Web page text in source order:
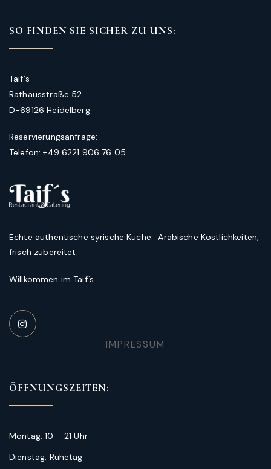
SO FINDEN SIE SICHER ZU UNS:
Taif´s
Rathausstraße 52
D-69126 Heidelberg
Reservierungsanfrage:
Telefon: +49 6221 906 76 05
Echte authentische syrische Küche. Arabische Köstlichkeiten,
frisch zubereitet.
Willkommen im Taif´s
IMPRESSUM
ÖFFNUNGSZEITEN:
Montag: 10 – 21 Uhr
Dienstag: Ruhetag